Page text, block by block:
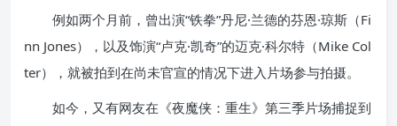
例如两个月前，曾出演“铁拳”丹尼·兰德的芬恩·琼斯（Fi
nn Jones），以及饰演“卢克·凯奇”的迈克·科尔特（Mike Col
ter），就被拍到在尚未官宣的情况下进入片场参与拍摄。
如今，又有网友在《夜魔侠：重生》第三季片场捕捉到